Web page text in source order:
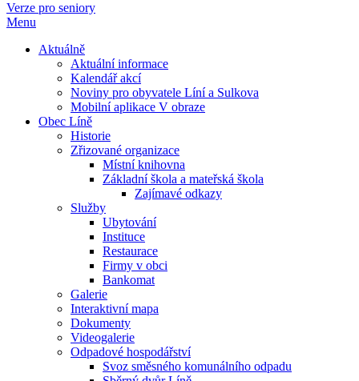
Verze pro seniory
Menu
Aktuálně
Aktuální informace
Kalendář akcí
Noviny pro obyvatele Líní a Sulkova
Mobilní aplikace V obraze
Obec Líně
Historie
Zřizované organizace
Místní knihovna
Základní škola a mateřská škola
Zajímavé odkazy
Služby
Ubytování
Instituce
Restaurace
Firmy v obci
Bankomat
Galerie
Interaktivní mapa
Dokumenty
Videogalerie
Odpadové hospodářství
Svoz směsného komunálního odpadu